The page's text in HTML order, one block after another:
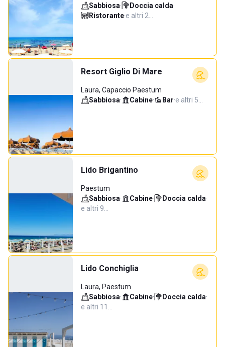
Sabbiosa· Doccia calda·
Ristorante·e altri 2…
Resort Giglio Di Mare
Laura, Capaccio Paestum
Sabbiosa· Cabine· Bar·e altri 5…
Lido Brigantino
Paestum
Sabbiosa· Cabine· Doccia calda·
e altri 9…
Lido Conchiglia
Laura, Paestum
Sabbiosa· Cabine· Doccia calda·
e altri 11…